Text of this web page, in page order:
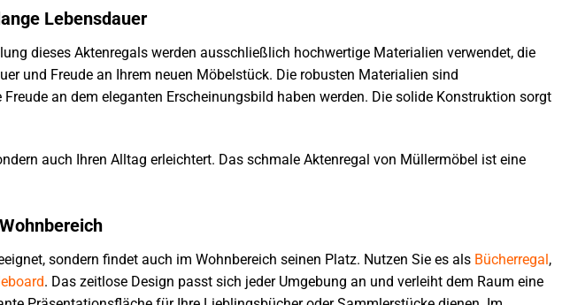
Lebensdauer
dieses Aktenregals werden ausschließlich hochwertige Materialien verwendet, die
und Freude an Ihrem neuen Möbelstück. Die robusten Materialien sind
an dem eleganten Erscheinungsbild haben werden. Die solide Konstruktion sorgt
auch Ihren Alltag erleichtert. Das schmale Aktenregal von Müllermöbel ist eine
sondern findet auch im Wohnbereich seinen Platz. Nutzen Sie es als Bücherregal,
. Das zeitlose Design passt sich jeder Umgebung an und verleiht dem Raum eine